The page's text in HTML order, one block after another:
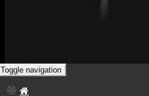
Toggle navigation